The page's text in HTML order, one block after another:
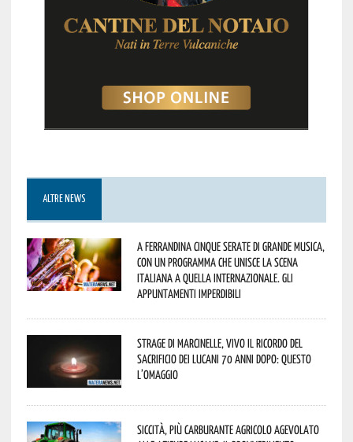
ALTRE NEWS
A Ferrandina cinque serate di grande musica,
con un programma che unisce la scena
italiana a quella internazionale. Gli
appuntamenti imperdibili
Strage di Marcinelle, vivo il ricordo del
sacrificio dei lucani 70 anni dopo: questo
l’omaggio
Siccità, più carburante agricolo agevolato